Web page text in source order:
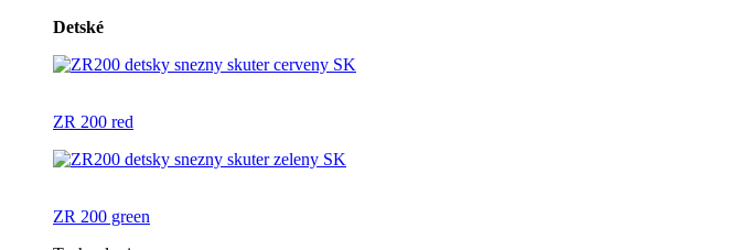
Detské
ZR 200 red
ZR 200 green